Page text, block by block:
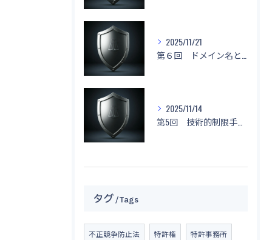
2025/11/21
2025/11/14
タグ Tags
不正競争防止法 特許権 特許事務所